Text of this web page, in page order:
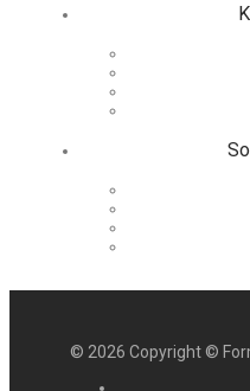
© 2026 Copyright ©